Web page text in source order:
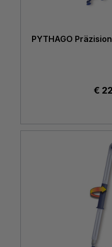
PYTHAGO
€